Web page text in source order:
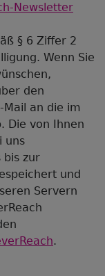
Newsletter
§ 6 Ziffer 2
Wenn Sie
den
an die im
Die von Ihnen
uns
bis zur
und
Servern
.